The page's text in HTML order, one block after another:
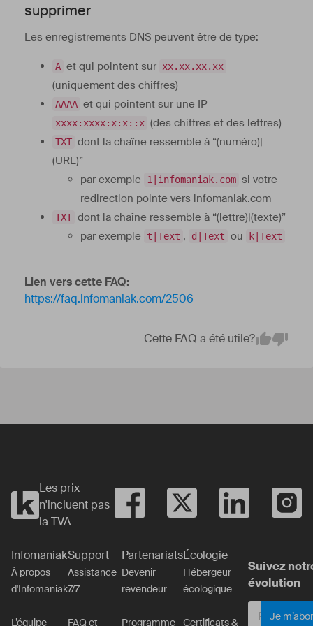
supprimer
Les enregistrements DNS peuvent être de type:
A et qui pointent sur xx.xx.xx.xx
(uniquement des chiffres)
AAAA et qui pointent sur une IP
xxxx:xxxx:x:x::x (des chiffres et des lettres)
TXT dont la chaîne ressemble à “(numéro)|
(URL)”
par exemple
1|infomaniak.com si votre
redirection pointe vers infomaniak.com
TXT dont la chaîne ressemble à “(lettre)|(texte)”
par exemple
t|Text , d|Text ou k|Text
Lien vers cette FAQ:
https://faq.infomaniak.com/2506
Cette FAQ a été utile?
Les prix
n'incluent pas
la TVA
Infomaniak
À propos
d'Infomaniak
L’équipe
Support
Assistance
7/7
FAQ et
Partenariats
Devenir
revendeur
Programme
Écologie
Hébergeur
écologique
Certificats &
Suivez
évolution
Je